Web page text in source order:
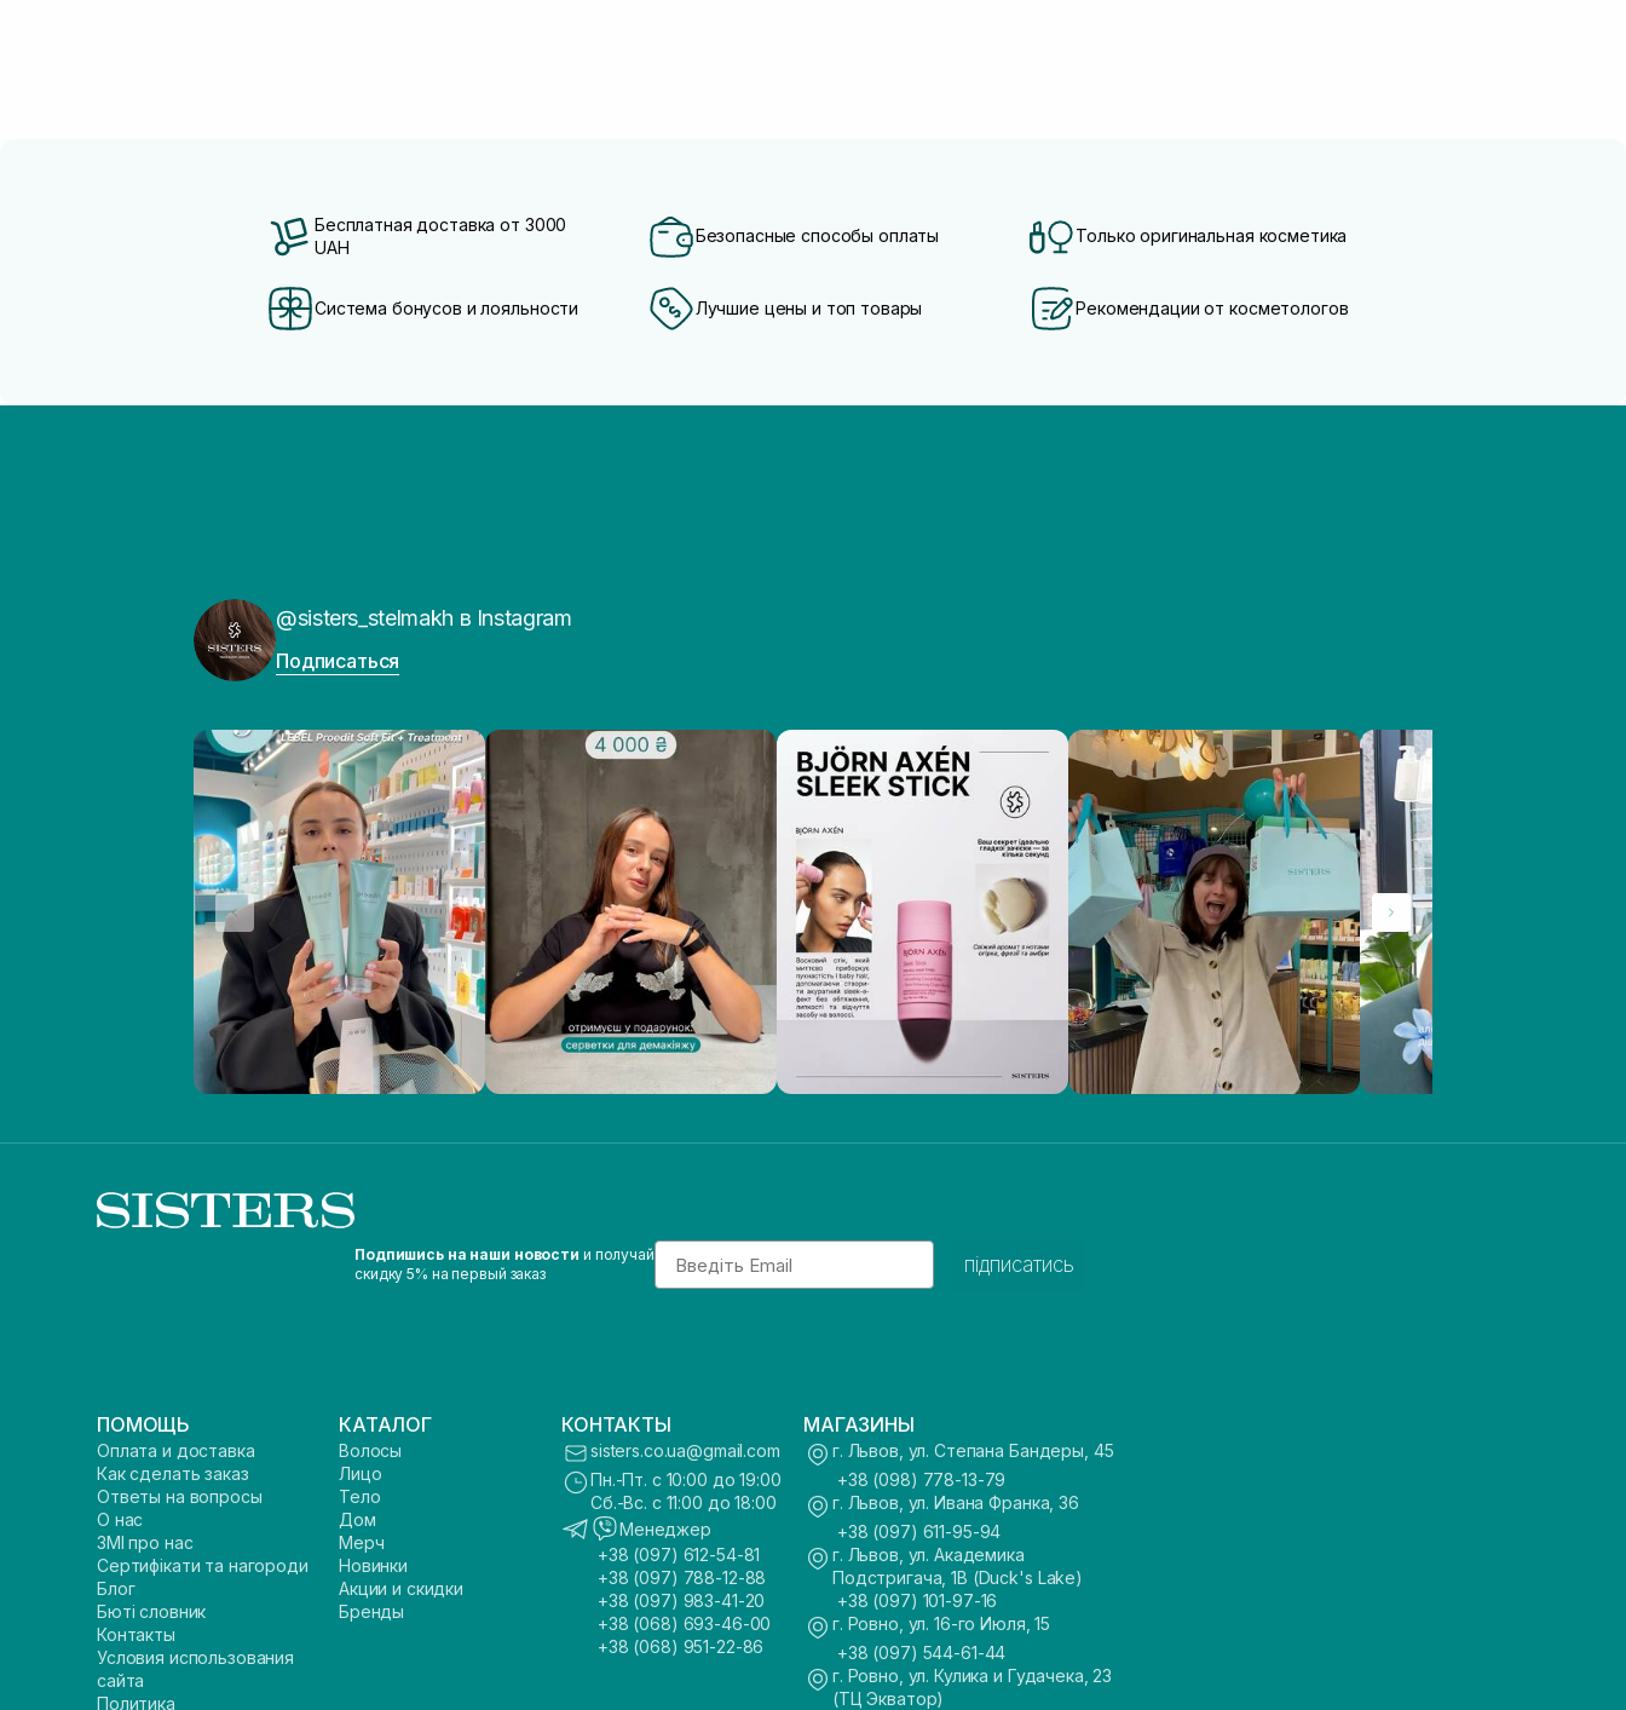
Бесплатная доставка от 3000
UAH
Безопасные способы оплаты Только оригинальная косметика
Система бонусов и лояльности Лучшие цены и топ товары Рекомендации от косметологов
@sisters_stelmakh в Instagram
Подписаться
Подпишись на наши новости и получай
скидку 5% на первый заказ
Email
підписатись
ПОМОЩЬ
Оплата и доставка
Как сделать заказ
Ответы на вопросы
О нас
ЗМІ про нас
Сертифікати та нагороди
Блог
Бюті словник
Контакты
Условия использования
сайта
Политика
КАТАЛОГ
Волосы
Лицо
Тело
Дом
Мерч
Новинки
Акции и скидки
Бренды
КОНТАКТЫ
sisters.co.ua@gmail.com
Пн.-Пт. с 10:00 до 19:00
Сб.-Вс. с 11:00 до 18:00
Менеджер
+38 (097) 612-54-81
+38 (097) 788-12-88
+38 (097) 983-41-20
+38 (068) 693-46-00
+38 (068) 951-22-86
МАГАЗИНЫ
г. Львов, ул. Степана Бандеры, 45
+38 (098) 778-13-79
г. Львов, ул. Ивана Франка, 36
+38 (097) 611-95-94
г. Львов, ул. Академика
Подстригача, 1В (Duck's Lake)
+38 (097) 101-97-16
г. Ровно, ул. 16-го Июля, 15
+38 (097) 544-61-44
г. Ровно, ул. Кулика и Гудачека, 23
(ТЦ Экватор)